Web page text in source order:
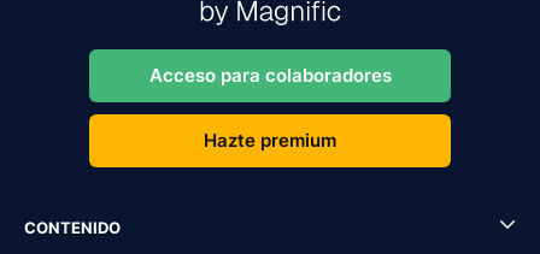
Acceso para colaboradores
Hazte premium
CONTENIDO